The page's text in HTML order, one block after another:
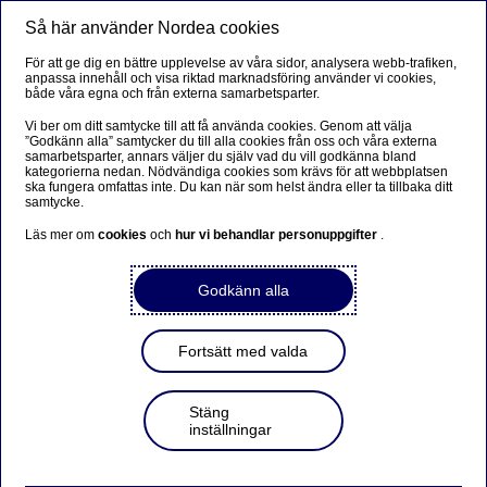
Företagsförsäkringar
Som kund hos Nordea får du möjlighet att teckna
förmånliga företagsförsäkringar genom vår partner If
Skadeförsäkring AB.
Läs mer och kontakta If för en
försäkringsgenomgång
Försäkringar
Företagsförsäkringar via vår
partner If
Så här använder Nordea cookies
För att ge dig en bättre upplevelse av våra sidor, analysera webb-trafiken,
anpassa innehåll och visa riktad marknadsföring använder vi cookies,
både våra egna och från externa samarbetsparter.
Vi ber om ditt samtycke till att få använda cookies. Genom att välja
”Godkänn alla” samtycker du till alla cookies från oss och våra externa
samarbetsparter, annars väljer du själv vad du vill godkänna bland
kategorierna nedan. Nödvändiga cookies som krävs för att webbplatsen
ska fungera omfattas inte. Du kan när som helst ändra eller ta tillbaka ditt
samtycke.
Läs mer omcookiesoch hur vi behandlar personuppgifter .
Godkänn alla
Fortsätt med valda
Stäng
inställningar